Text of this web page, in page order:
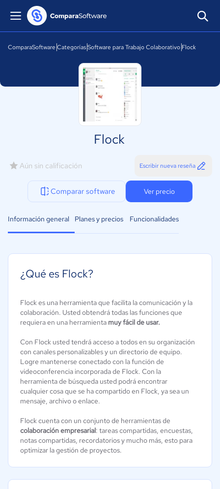
ComparaSoftware CategoríasSoftware para Trabajo Colaborativo Flock
Flock
Aún sin calificación Escribir nueva reseña
Comparar software Ver precio
Información general Planes y precios Funcionalidades
¿Qué es Flock?
Flock es una herramienta que facilita la comunicación y la
colaboración. Usted obtendrá todas las funciones que
requiera en una herramienta muy fácil de usar.
Con Flock usted tendrá acceso a todos en su organización
con canales personalizables y un directorio de equipo.
Logre mantenerse conectado con la función de
videoconferencia incorporada de Flock. Con la
herramienta de búsqueda usted podrá encontrar
cualquier cosa que se ha compartido en Flock, ya sea un
mensaje, archivo o enlace.
Flock cuenta con un conjunto de herramientas de
colaboración empresarial: tareas compartidas, encuestas,
notas compartidas, recordatorios y mucho más, esto para
optimizar la gestión de proyectos.